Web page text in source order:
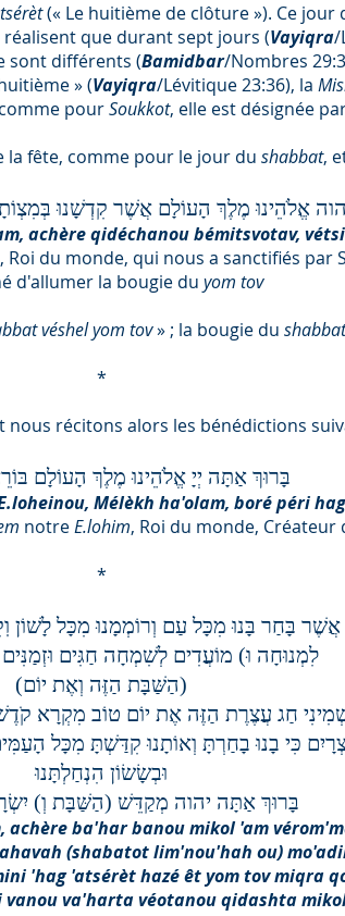
(« Le huitième de clôture »). Ce jour
réalisent que durant sept jours (Vayiqra/
sont différents (Bamidbar/Nombres
» (Vayiqra/Lévitique 23:36), la
pourSoukkot, elle est désignée
la fête, comme pour le jour du shabbat,
אֱלֹהֵינוּ מֶלֶךְ הָעוֹלָם אֲשֶׁר קִדְשָׁנוּ
achère qidéchanou bémitsvotav,
, Roi du monde, qui nous a sanctifiés par
d'allumer la bougie du yom tov
véshel yom tov» ; la bougie du
*
récitons alors les bénédictions
בָּרוּךְ אַתָּה יְיָ אֱלֹהֵינוּ מֶלֶךְ הָעוֹלָם
Mélèkh ha'olam, boré péri
notreE.lohim, Roi du monde,
*
בָּחַר בָּנוּ מִכָּל עַם וְרוֹמְמָנוּ מִכָּל לָשׁוֹן
לִמְנוּחָה וּ) מוֹעֲדִים לְשִׁמְחָה חַגִּים
(הַשַּׁבָּת הַזֶּה וְאֶת יוֹם)
חַג עֲצֶרֶת הַזֶּה אֶת יוֹם טוֹב מִקְרָא
כִּי בָנוּ בָחַרְתָּ וְאוֹתָנוּ קִדַּשְׁתָּ מִכָּל
וּבְשָׂשׂוֹן הִנְחַלְתָּנוּ
בָּרוּךְ אַתָּה יהוה מְקַדֵּשׁ (הַשַּׁבָּת וְ)
ba'har banou mikol 'am
(shabatot lim'nou'hah ou)
'hag 'atsérèt hazé êt yom tov miqra
va'harta véotanou qidashta